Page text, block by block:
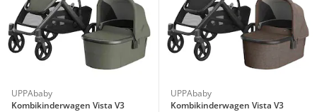
UPPAbaby
Kombikinderwagen Vista V3
UPPAbaby
Kombikinderwagen Vista V3